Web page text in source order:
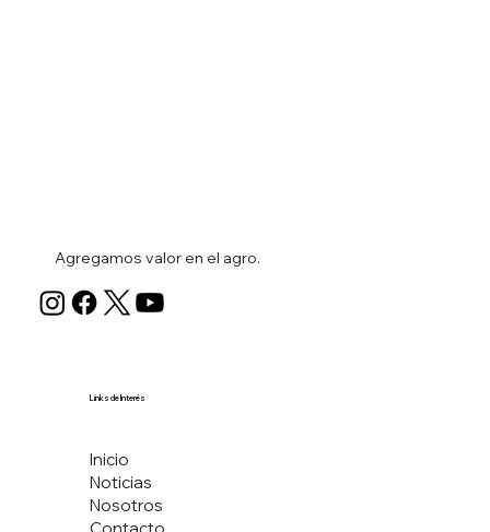
Agregamos valor en el agro.
Inicio
Noticias
Nosotros
Links de Interés